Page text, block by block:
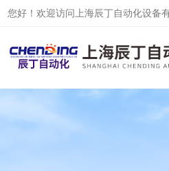
您好！欢迎访问上海辰丁自动化设备